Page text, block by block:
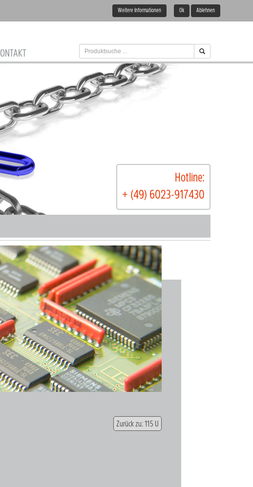
Hotline:
+ (49) 6023-917430
Zurück zu: 115 U
Weitere Informationen Ok Ablehnen